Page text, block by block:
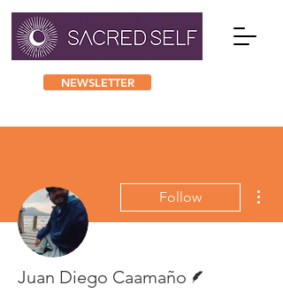
NEWSLETTER
Follow
Juan Diego Caamaño